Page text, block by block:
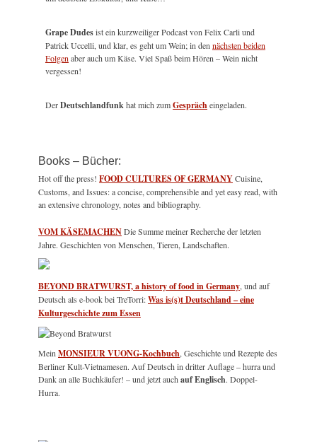
Grape Dudesist ein kurzweiliger Podcast von Felix Carli und
Patrick Uccelli, und klar, es geht um Wein; in den nächsten beiden
Folgen aber auch um Käse. Viel Spaß beim Hören – Wein nicht
vergessen!
DerDeutschlandfunkhat mich zumGesprächeingeladen.
Books – Bücher:
Hot off the press! FOOD CULTURES OF GERMANYCuisine,
Customs, and Issues: a concise, comprehensible and yet easy read, with
an extensive chronology, notes and bibliography.
VOM KÄSEMACHENDie Summe meiner Recherche der letzten
Jahre. Geschichten von Menschen, Tieren, Landschaften.
BEYOND BRATWURST, a history of food in Germany , und auf
Deutsch als e-book bei TreTorri:Was is(s)t Deutschland – eine
Kulturgeschichte zum Essen
Mein MONSIEUR VUONG-Kochbuch , Geschichte und Rezepte des
Berliner Kult-Vietnamesen. Auf Deutsch in dritter Auflage – hurra und
Dank an alle Buchkäufer! – und jetzt auch auf Englisch. Doppel-
Hurra.